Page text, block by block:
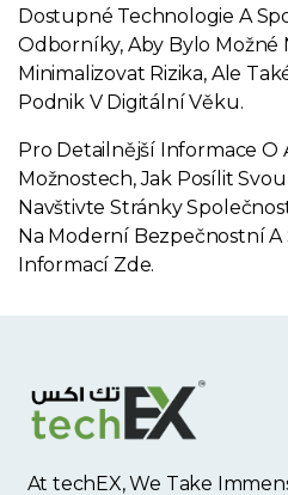
Dostupné Technologie A
Odborníky, Aby Bylo Možné
Minimalizovat Rizika, Ale
Podnik V Digitální Věku.
Pro Detailnější Informace
Možnostech, Jak Posílit
Navštivte Stránky
Na Moderní Bezpečnostní A
Informací Zde.
At techEX, We Take